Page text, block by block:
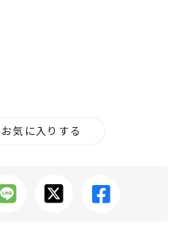
気に入りする